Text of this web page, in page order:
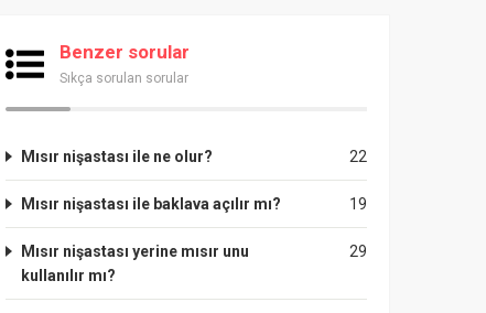
Benzer sorular
Sıkça sorulan sorular
22
Mısır nişastası ile ne olur?
19
Mısır nişastası ile baklava açılır mı?
29
Mısır nişastası yerine mısır unu
kullanılır mı?